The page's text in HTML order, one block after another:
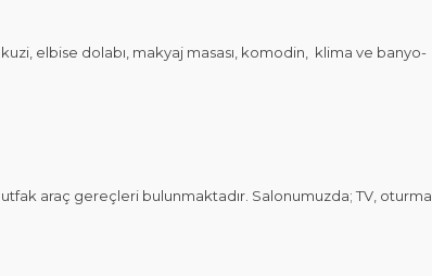
elbise dolabı, makyaj masası, komodin, klima ve banyo-
araç gereçleri bulunmaktadır. Salonumuzda; TV, oturma